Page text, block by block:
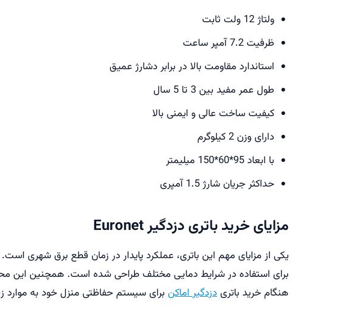
ولتاژ 12 ولت ثابت
ظرفیت 7.2 آمپر ساعت
استاندارد مقاومت بالا در برابر دشارژ عمیق
طول عمر مفید بین 3 تا 5 سال
کیفیت ساخت عالی و ایمنی بالا
دارای وزن 2 کیلوگرم
با ابعاد 95*60*150 میلیمتر
حداکثر جریان شارژ 1.5 آمپری
مزایای خرید باتری دزدگیر Euronet
برای استفاده در شرایط دمایی مختلف طراحی شده است. همچنین این
هنگام خرید باتریدزدگیر اماکنبرای سیستم حفاظتی منزل خود به موارد